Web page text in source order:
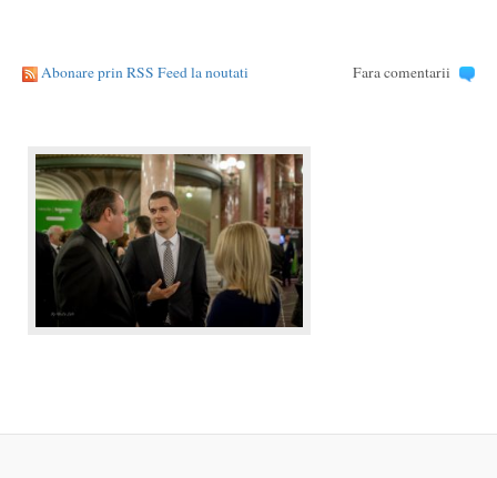
Abonare prin RSS Feed la noutati Fara comentarii